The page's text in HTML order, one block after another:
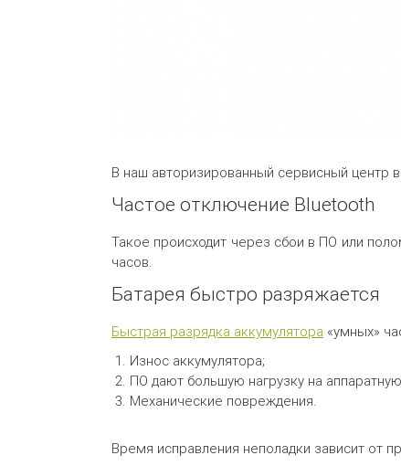
В наш авторизированный сервисный центр
Частое отключение Bluetooth
Такое происходит через сбои в ПО или
часов.
Батарея быстро разряжается
Быстрая разрядка аккумулятора «умных»
Износ аккумулятора;
ПО дают большую нагрузку на
Механические повреждения.
Время исправления неполадки зависит от